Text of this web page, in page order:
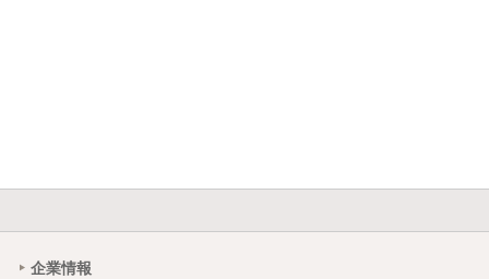
企業情報